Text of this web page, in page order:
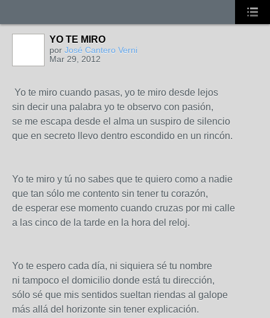
YO TE MIRO
por José Cantero Verni
Mar 29, 2012
Yo te miro cuando pasas, yo te miro desde lejos
sin decir una palabra yo te observo con pasión,
se me escapa desde el alma un suspiro de silencio
que en secreto llevo dentro escondido en un rincón.
Yo te miro y tú no sabes que te quiero como a nadie
que tan sólo me contento sin tener tu corazón,
de esperar ese momento cuando cruzas por mi calle
a las cinco de la tarde en la hora del reloj.
Yo te espero cada día, ni siquiera sé tu nombre
ni tampoco el domicilio donde está tu dirección,
sólo sé que mis sentidos sueltan riendas al galope
más allá del horizonte sin tener explicación.